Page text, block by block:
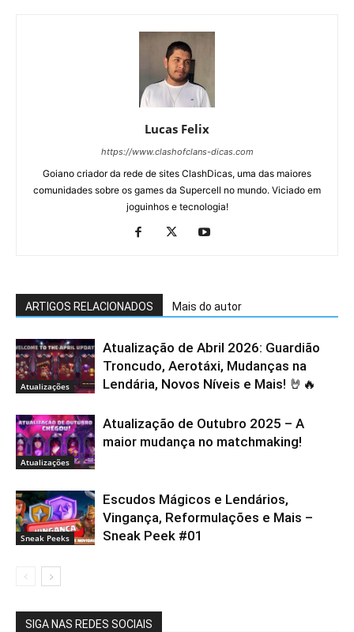
Lucas Felix
https://www.clashofclans-dicas.com
Goiano criador da rede de sites ClashDicas, uma das maiores
comunidades sobre os games da Supercell no mundo. Viciado em
joguinhos e tecnologia!
ARTIGOS RELACIONADOS Mais do autor
Atualizações
Atualização de Abril 2026: Guardião
Troncudo, Aerotáxi, Mudanças na
Lendária, Novos Níveis e Mais! 🤘🔥
Atualizações
Atualização de Outubro 2025 – A
maior mudança no matchmaking!
Sneak Peeks
Escudos Mágicos e Lendários,
Vingança, Reformulações e Mais –
Sneak Peek #01
SIGA NAS REDES SOCIAIS